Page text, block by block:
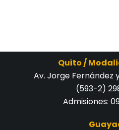
Quito /
Av. Jorge Fernández
(593-2)
Admisiones: